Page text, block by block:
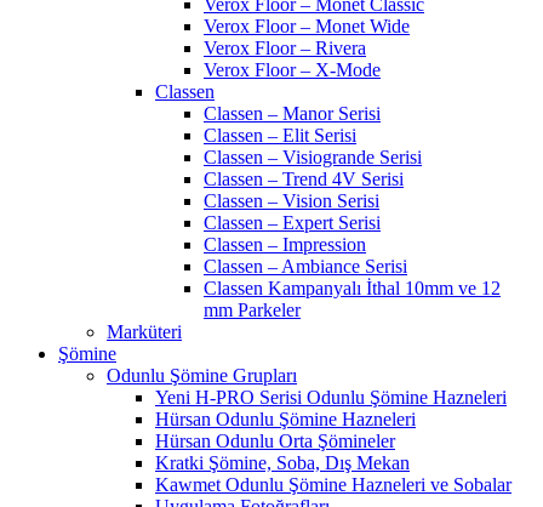
Verox Floor – Monet Wide
Verox Floor – Rivera
Verox Floor – X-Mode
Classen
Classen – Manor Serisi
Classen – Elit Serisi
Classen – Visiogrande Serisi
Classen – Trend 4V Serisi
Classen – Vision Serisi
Classen – Expert Serisi
Classen – Impression
Classen – Ambiance Serisi
Classen Kampanyalı İthal 10mm ve 12
mm Parkeler
Marküteri
Şömine
Odunlu Şömine Grupları
Yeni H-PRO Serisi Odunlu Şömine Hazneleri
Hürsan Odunlu Şömine Hazneleri
Hürsan Odunlu Orta Şömineler
Kratki Şömine, Soba, Dış Mekan
Kawmet Odunlu Şömine Hazneleri ve Sobalar